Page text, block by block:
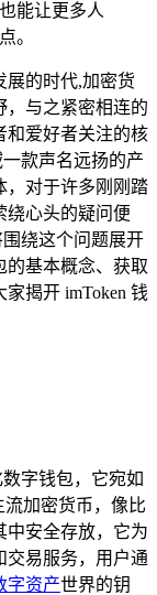
能让更多人
。
展的时代,加密货
，与之紧密相连的
和爱好者关注的核
款声名远扬的产
，对于许多刚刚踏
绕心头的疑问便
绕这个问题展开
的基本概念、获取
揭开 imToken 钱
字钱包，它宛如
加密货币，像比
中安全存放，它为
交易服务，用户通
字资产世界的钥